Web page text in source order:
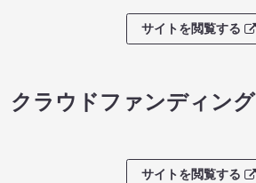
サイトを閲覧する
クラウドファンディング
サイトを閲覧する